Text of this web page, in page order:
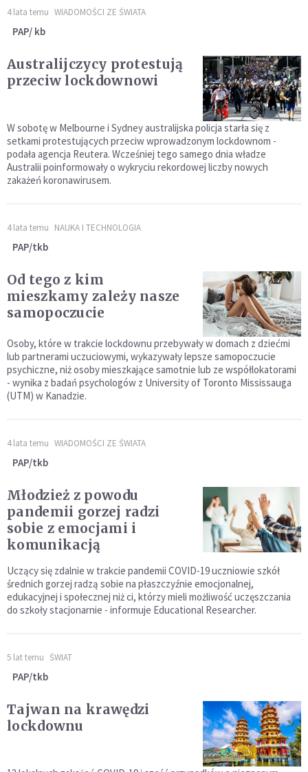
4 lata temu WIADOMOŚCI ZE ŚWIATA
PAP/ kb
Australijczycy protestują
przeciw lockdownowi
W sobotę w Melbourne i Sydney australijska policja starła się z
setkami protestujących przeciw wprowadzonym lockdownom -
podała agencja Reutera. Wcześniej tego samego dnia władze
Australii poinformowały o wykryciu rekordowej liczby nowych
zakażeń koronawirusem.
4 lata temu NAUKA I TECHNOLOGIA
PAP/tkb
Od tego z kim
mieszkamy zależy nasze
samopoczucie
Osoby, które w trakcie lockdownu przebywały w domach z dziećmi
lub partnerami uczuciowymi, wykazywały lepsze samopoczucie
psychiczne, niż osoby mieszkające samotnie lub ze współlokatorami
- wynika z badań psychologów z University of Toronto Mississauga
(UTM) w Kanadzie.
4 lata temu WIADOMOŚCI ZE ŚWIATA
PAP/tkb
Młodzież z powodu
pandemii gorzej radzi
sobie z emocjami i
komunikacją
Uczący się zdalnie w trakcie pandemii COVID-19 uczniowie szkół
średnich gorzej radzą sobie na płaszczyźnie emocjonalnej,
edukacyjnej i społecznej niż ci, którzy mieli możliwość uczęszczania
do szkoły stacjonarnie - informuje Educational Researcher.
5 lat temu ŚWIAT
PAP/tkb
Tajwan na krawędzi
lockdownu